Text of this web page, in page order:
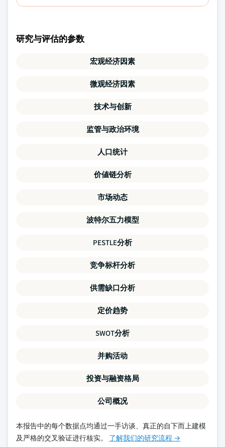
研究与评估的参数
宏观经济因素
微观经济因素
技术与创新
监管与政治环境
人口统计
价値链分析
市场动态
波特尔五力模型
PESTLE分析
竞争标杆分析
供需缺口分析
定价趋势
SWOT分析
并购活动
投资与融资格局
公司概况
本报告中的每个数据点均通过一手访谈、真正的自下而上建模
及严格的交叉验证进行核实。 了解我们的研究流程 →